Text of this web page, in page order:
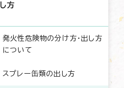
し方
発火性危険物の分け方・出し方
について
スプレー缶類の出し方